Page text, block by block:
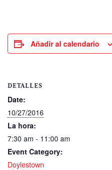
Añadir al calendario
DETALLES
Date:
10/27/2016
La hora:
7:30 am - 11:00 am
Event Category:
Doylestown